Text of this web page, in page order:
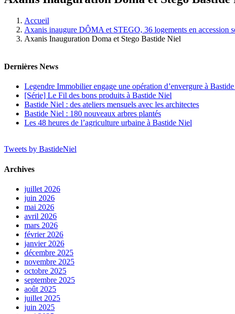
Accueil
Axanis inaugure DÔMA et STEGO, 36 logements en accession
Axanis Inauguration Doma et Stego Bastide Niel
Dernières News
Legendre Immobilier engage une opération d’envergure à
[Série] Le Fil des bons produits à Bastide Niel
Bastide Niel : des ateliers mensuels avec les architectes
Bastide Niel : 180 nouveaux arbres plantés
Les 48 heures de l’agriculture urbaine à Bastide Niel
Tweets by BastideNiel
Archives
juillet 2026
juin 2026
mai 2026
avril 2026
mars 2026
février 2026
janvier 2026
décembre 2025
novembre 2025
octobre 2025
septembre 2025
août 2025
juillet 2025
juin 2025